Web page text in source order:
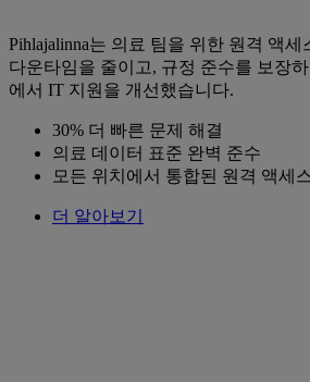
Pihlajalinna는 의료 팀을 위한 원격 액
다운타임을 줄이고, 규정 준수를 보장
에서 IT 지원을 개선했습니다.
30% 더 빠른 문제 해결
의료 데이터 표준 완벽 준수
모든 위치에서 통합된 원격 액세
더 알아보기